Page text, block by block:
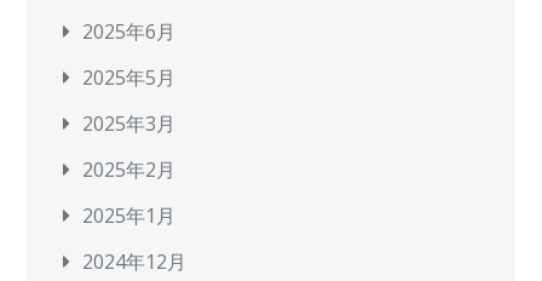
2025年6月
2025年5月
2025年3月
2025年2月
2025年1月
2024年12月